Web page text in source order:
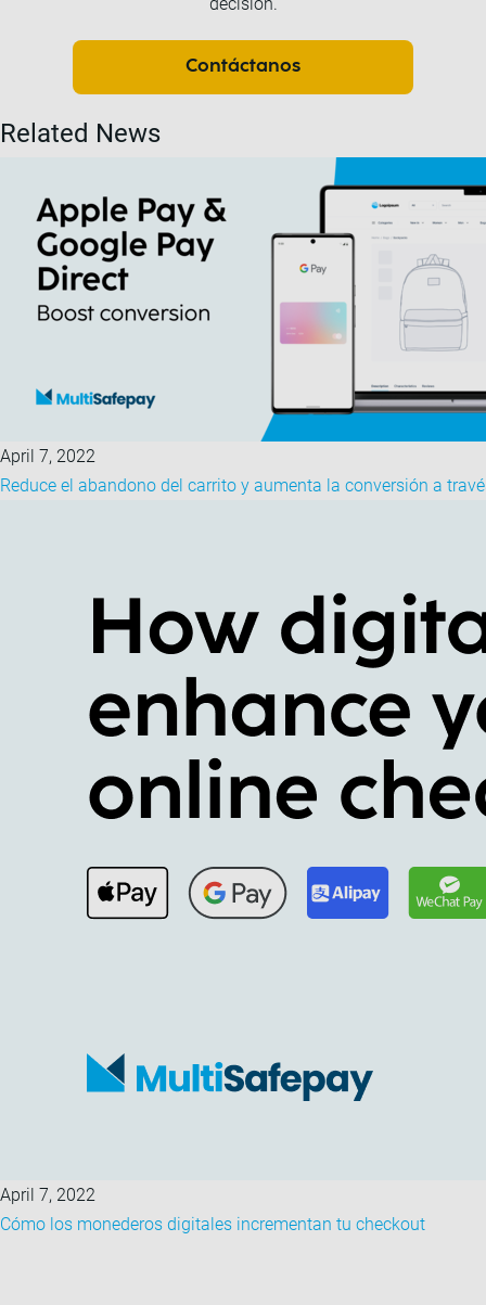
Contáctanos
Related News
April 7, 2022
Reduce el abandono del carrito y aumenta la conversión a
April 7, 2022
Cómo los monederos digitales incrementan tu checkout